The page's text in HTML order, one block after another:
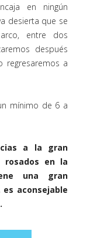
en ningún
desierta que se
entre dos
después
regresaremos a
mínimo de 6 a
a la gran
rosados en la
una gran
aconsejable